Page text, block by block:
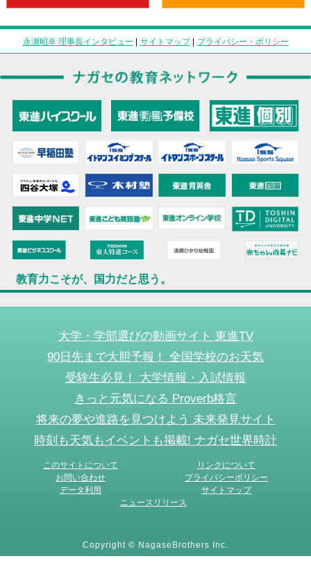
永瀬昭幸 理事長インタビュー サイトマップ| プライバシー・ポリシー
教育力こそが、国力だと思う。
大学・学部選びの動画サイト 東進TV
90日先まで大胆予報！ 全国学校のお天気
受験生必見！ 大学情報・入試情報
きっと元気になる Proverb格言
将来の夢や進路を見つけよう 未来発見サイト
時刻も天気もイベントも掲載! ナガセ世界時計
このサイトについて
リンクについて
お問い合わせ
プライバシーポリシー
データ利用
サイトマップ
ニュースリリース
Copyright © NagaseBrothers Inc.